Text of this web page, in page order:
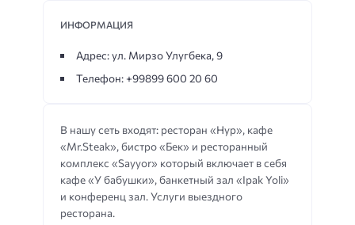
В нашу сеть входят: ресторан «Нур», кафе
«Mr.Steak», бистро «Бек» и ресторанный
комплекс «Sayyor» который включает в себя
кафе «У бабушки», банкетный зал «Ipak Yoli»
и конференц зал. Услуги выездного
ресторана.
ИНФОРМАЦИЯ
Адрес: ул. Мирзо Улугбека, 9
Телефон: +99899 600 20 60